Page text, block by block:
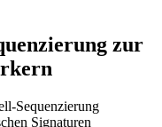
zur
Sequenzierung
Signaturen